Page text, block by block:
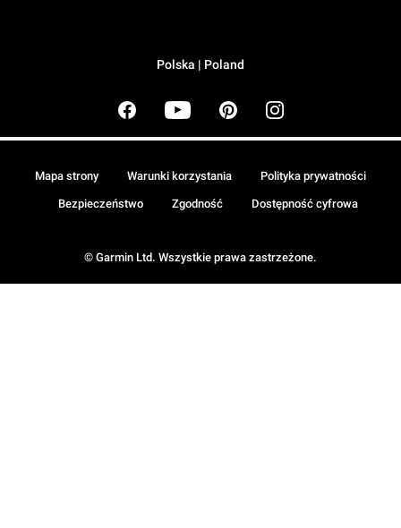
Polska | Poland
© Garmin Ltd. Wszystkie prawa zastrzeżone.
Mapa strony Warunki korzystania Polityka prywatności
Bezpieczeństwo Zgodność Dostępność cyfrowa